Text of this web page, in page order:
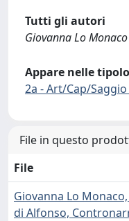
Tutti gli autori
Giovanna Lo Monaco
Appare nelle
2a - Art/Cap/
File in questo
File
Giovanna Lo
di Alfonso,